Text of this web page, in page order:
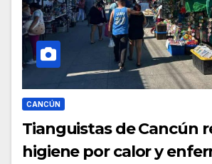
CANCÚN
Tianguistas de Cancún
higiene por calor y